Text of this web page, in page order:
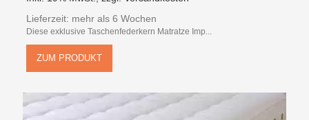
Lieferzeit: mehr als 6 Wochen
Diese exklusive Taschenfederkern Matratze Imp...
ZUM PRODUKT